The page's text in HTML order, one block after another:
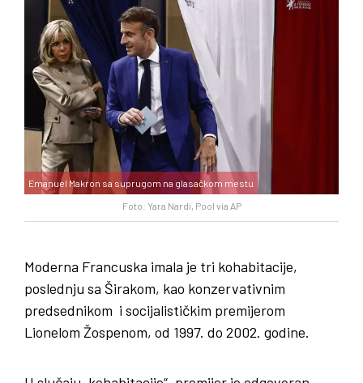
Foto: Yara Nardi, Pool via AP
Emanuel Makron sa suprugom na glasačkom mestu
Moderna Francuska imala je tri kohabitacije,
poslednju sa Širakom, kao konzervativnim
predsednikom i socijalističkim premijerom
Lionelom Žospenom, od 1997. do 2002. godine.